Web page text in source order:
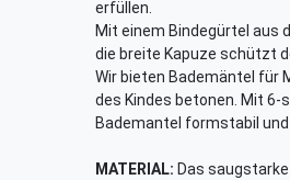
erfüllen.
Mit einem Bindegürtel aus
die breite Kapuze schützt
Wir bieten Bademäntel für
des Kindes betonen. Mit
Bademantel formstabil
MATERIAL: Das